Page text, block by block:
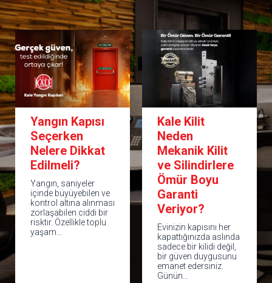
Kale Kilit
Neden
Mekanik Kilit
ve Silindirlere
Ömür Boyu
Garanti
Veriyor?
Evinizin kapısını her
kapattığınızda aslında
Çelik Kapı
Seçim Rehberi:
En Doğru
Kapıyı Nasıl
Seçersiniz?|
Kale 6. Seviye
Çelik Kapı
Evimizin ya da iş
yerimizin güvenliği
kapıda başlar. Doğru
çelik kapı; hırsızlığa
karşı caydırıcılık,
sessiz ve…